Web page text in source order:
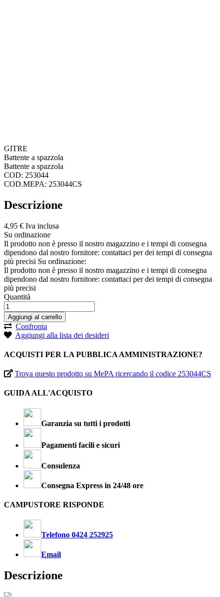
GITRE
Battente a spazzola
Battente a spazzola
COD: 253044
COD.MEPA: 253044CS
Descrizione
4,95 € Iva inclusa
Su ordinazione
Il prodotto non è presso il nostro magazzino e i tempi di consegna
dipendono dal nostro fornitore: contattaci per dei tempi di consegna
più precisi Su ordinazione:
Il prodotto non è presso il nostro magazzino e i tempi di consegna
dipendono dal nostro fornitore: contattaci per dei tempi di consegna
più precisi
Quantità
Aggiungi al carrello
Confronta
Aggiungi alla lista dei desideri
ACQUISTI PER LA PUBBLICA AMMINISTRAZIONE?
Trova questo prodotto su MePA ricercando il codice 253044CS
GUIDA ALL'ACQUISTO
Garanzia su tutti i prodotti
Pagamenti facili e sicuri
Consulenza
Consegna Express in 24/48 ore
CAMPUSTORE RISPONDE
Telefono 0424 252925
Email
Descrizione